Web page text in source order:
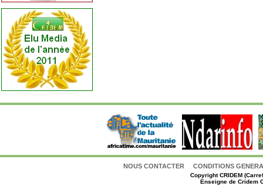
NOUS CONTACTER CONDITIONS
CopyrightCRIDEM
Enseigne de Cridem